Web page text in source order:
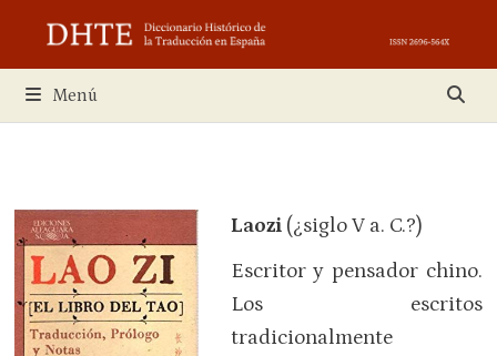
contenido
Menú
Laozi (¿siglo V a. C.?)
Escritor y pensador chino.
Los escritos
tradicionalmente